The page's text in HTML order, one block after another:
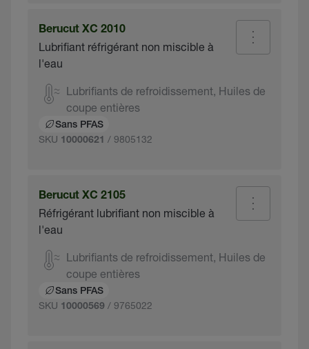
Berucut XC 2010
Lubrifiant réfrigérant non miscible à
l'eau
Lubrifiants de refroidissement, Huiles de
coupe entières
Sans PFAS
SKU 10000621 / 9805132
Berucut XC 2105
Réfrigérant lubrifiant non miscible à
l'eau
Lubrifiants de refroidissement, Huiles de
coupe entières
Sans PFAS
SKU 10000569 / 9765022